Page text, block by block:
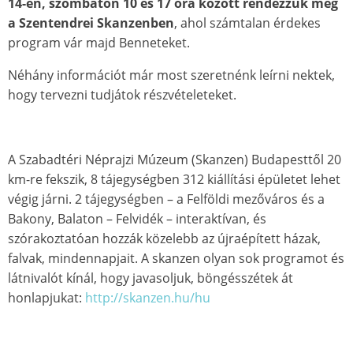
a Szentendrei Skanzenben, ahol számtalan érdekes
program vár majd Benneteket.
Néhány információt már most szeretnénk leírni nektek,
hogy tervezni tudjátok részvételeteket.
A Szabadtéri Néprajzi Múzeum (Skanzen) Budapesttől 20
km-re fekszik, 8 tájegységben 312 kiállítási épületet lehet
végig járni. 2 tájegységben – a Felföldi mezőváros és a
Bakony, Balaton – Felvidék – interaktívan, és
szórakoztatóan hozzák közelebb az újraépített házak,
falvak, mindennapjait. A skanzen olyan sok programot és
látnivalót kínál, hogy javasoljuk, böngésszétek át
honlapjukat: http://skanzen.hu/hu